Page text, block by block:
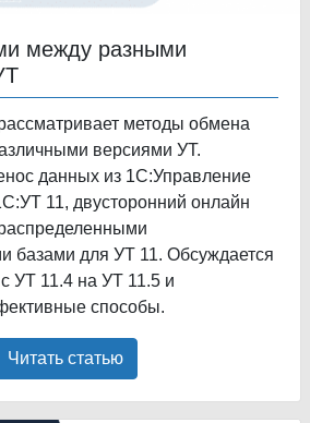
между разными
методы обмена
версиями УТ.
данных из 1С:Управление
11, двусторонний онлайн
базами для УТ 11. Обсуждается
УТ 11.4 на УТ 11.5 и
способы.
Читать статью